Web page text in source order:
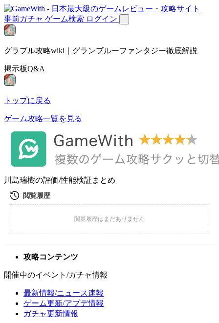
事前ガチャ ゲーム検索 ログイン
グラブル攻略wiki｜グランブルーファンタジー徹底解説
掲示板Q&A
トップに戻る
ゲーム攻略一覧を見る
川島瑞樹の評価/性能検証まとめ
攻略コンテンツ
開催中のイベント/ガチャ情報
最新情報/ニュース速報
ゲーム更新/アプデ情報
ガチャ更新情報